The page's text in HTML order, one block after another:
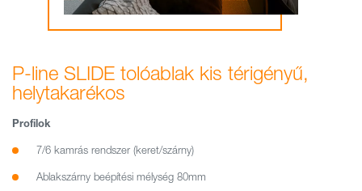
P-line SLIDE tolóablak kis térigényű,
helytakarékos
Profilok
7/6 kamrás rendszer (keret/szárny)
Ablakszárny beépítési mélység 80mm